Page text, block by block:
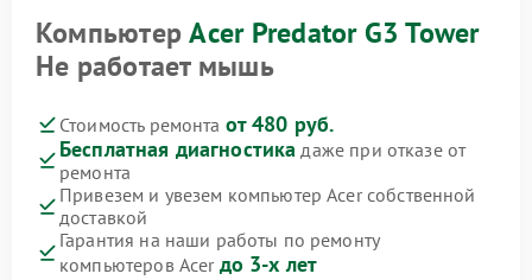
КомпьютерAcer Predator G3 Tower
Не работает мышь
Стоимость ремонта от 480 руб.
Бесплатная диагностика даже при отказе от
ремонта
Привезем и увезем компьютер Acer собственной
доставкой
Гарантия на наши работы по ремонту
компьютеров Acer до 3-х лет